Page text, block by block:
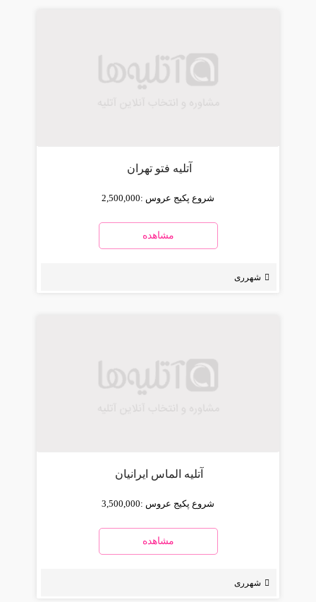
آتلیه فتو تهران
شروع پکیج عروس :2,500,000
مشاهده
شهرری
آتلیه الماس ایرانیان
شروع پکیج عروس :3,500,000
مشاهده
شهرری